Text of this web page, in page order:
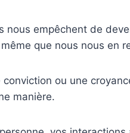
nous empêchent de
que nous nous en
ou une
manière.